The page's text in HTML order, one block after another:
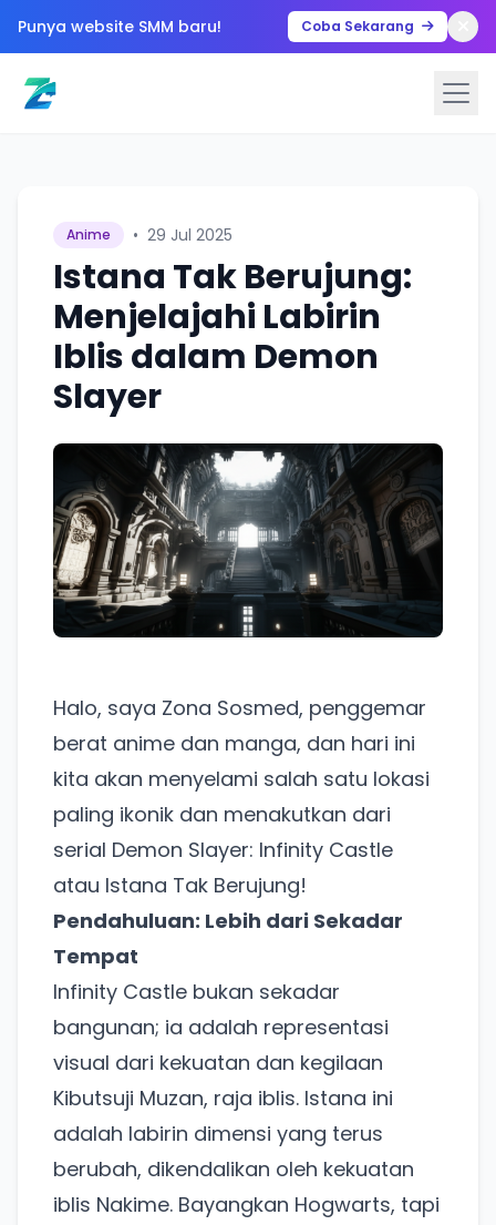
Punya website SMM baru! Coba Sekarang
Anime • 29 Jul 2025
Istana Tak Berujung:
Menjelajahi Labirin
Iblis dalam Demon
Slayer
Halo, saya Zona Sosmed, penggemar
berat anime dan manga, dan hari ini
kita akan menyelami salah satu lokasi
paling ikonik dan menakutkan dari
serial Demon Slayer: Infinity Castle
atau Istana Tak Berujung!
Pendahuluan: Lebih dari Sekadar
Tempat
Infinity Castle bukan sekadar
bangunan; ia adalah representasi
visual dari kekuatan dan kegilaan
Kibutsuji Muzan, raja iblis. Istana ini
adalah labirin dimensi yang terus
berubah, dikendalikan oleh kekuatan
iblis Nakime. Bayangkan Hogwarts, tapi